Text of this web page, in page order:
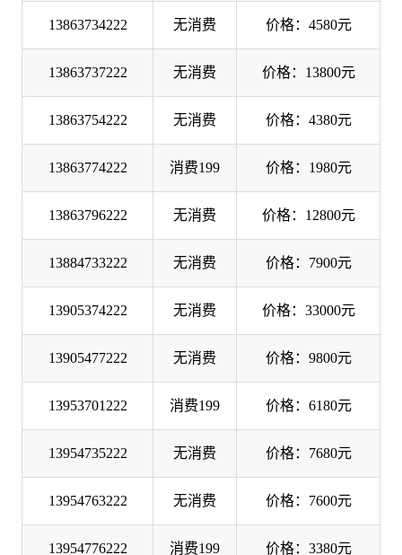
13863734222 无消费 价格：4580元
13863737222 无消费 价格：13800元
13863754222 无消费 价格：4380元
13863774222 消费199 价格：1980元
13863796222 无消费 价格：12800元
13884733222 无消费 价格：7900元
13905374222 无消费 价格：33000元
13905477222 无消费 价格：9800元
13953701222 消费199 价格：6180元
13954735222 无消费 价格：7680元
13954763222 无消费 价格：7600元
13954776222 消费199 价格：3380元